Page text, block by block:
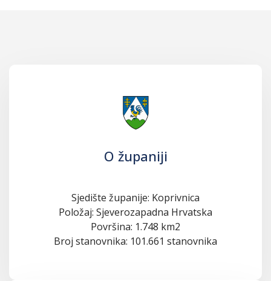
O županiji
Sjedište županije: Koprivnica
Položaj: Sjeverozapadna Hrvatska
Površina: 1.748 km2
Broj stanovnika: 101.661 stanovnika